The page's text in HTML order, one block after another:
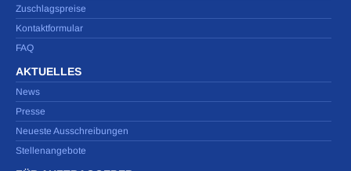
Zuschlagspreise
Kontaktformular
FAQ
AKTUELLES
News
Presse
Neueste Ausschreibungen
Stellenangebote